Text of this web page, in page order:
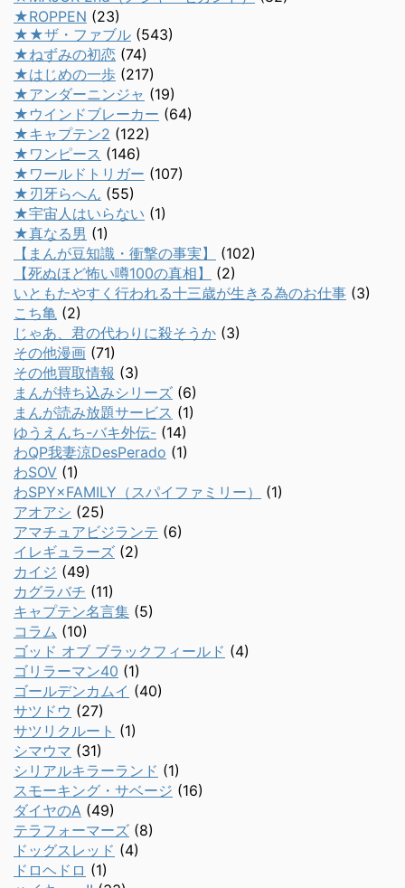
★ROPPEN (23)
★★ザ・ファブル (543)
★ねずみの初恋 (74)
★はじめの一歩 (217)
★アンダーニンジャ (19)
★ウインドブレーカー (64)
★キャプテン2 (122)
★ワンピース (146)
★ワールドトリガー (107)
★刃牙らへん (55)
★宇宙人はいらない (1)
★真なる男 (1)
【まんが豆知識・衝撃の事実】
(102)
【死ぬほど怖い噂100の真相】
(2)
いともたやすく行われる十三歳が生きる為のお仕事 (3)
こち亀 (2)
じゃあ、君の代わりに殺そうか (3)
その他漫画 (71)
その他買取情報 (3)
まんが持ち込みシリーズ (6)
まんが読み放題サービス (1)
ゆうえんち-バキ外伝- (14)
わQP我妻涼DesPerado (1)
わSOV (1)
わSPY×FAMILY（スパイファミリー）
(1)
アオアシ (25)
アマチュアビジランテ (6)
イレギュラーズ (2)
カイジ (49)
カグラバチ (11)
キャプテン名言集 (5)
コラム (10)
ゴッド オブ ブラックフィールド (4)
ゴリラーマン40 (1)
ゴールデンカムイ (40)
サツドウ (27)
サツリクルート (1)
シマウマ (31)
シリアルキラーランド (1)
スモーキング・サベージ (16)
ダイヤのA (49)
テラフォーマーズ (8)
ドッグスレッド (4)
ドロヘドロ (1)